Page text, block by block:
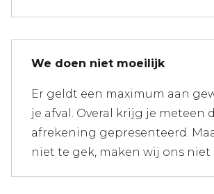
We doen niet moeilijk
Er geldt een maximum aan
je afval. Overal krijg je meteen
afrekening gepresenteerd.
niet te gek, maken wij ons niet